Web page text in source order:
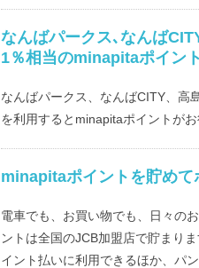
なんばパークス､なんば
1％相当のminapitaポイン
なんばパークス、なんばCITY、高
を利用するとminapitaポイントがお
minapitaポイントを貯め
電車でも、お買い物でも、日々の
ントは全国のJCB加盟店で貯まり
イント払いに利用できるほか、パ